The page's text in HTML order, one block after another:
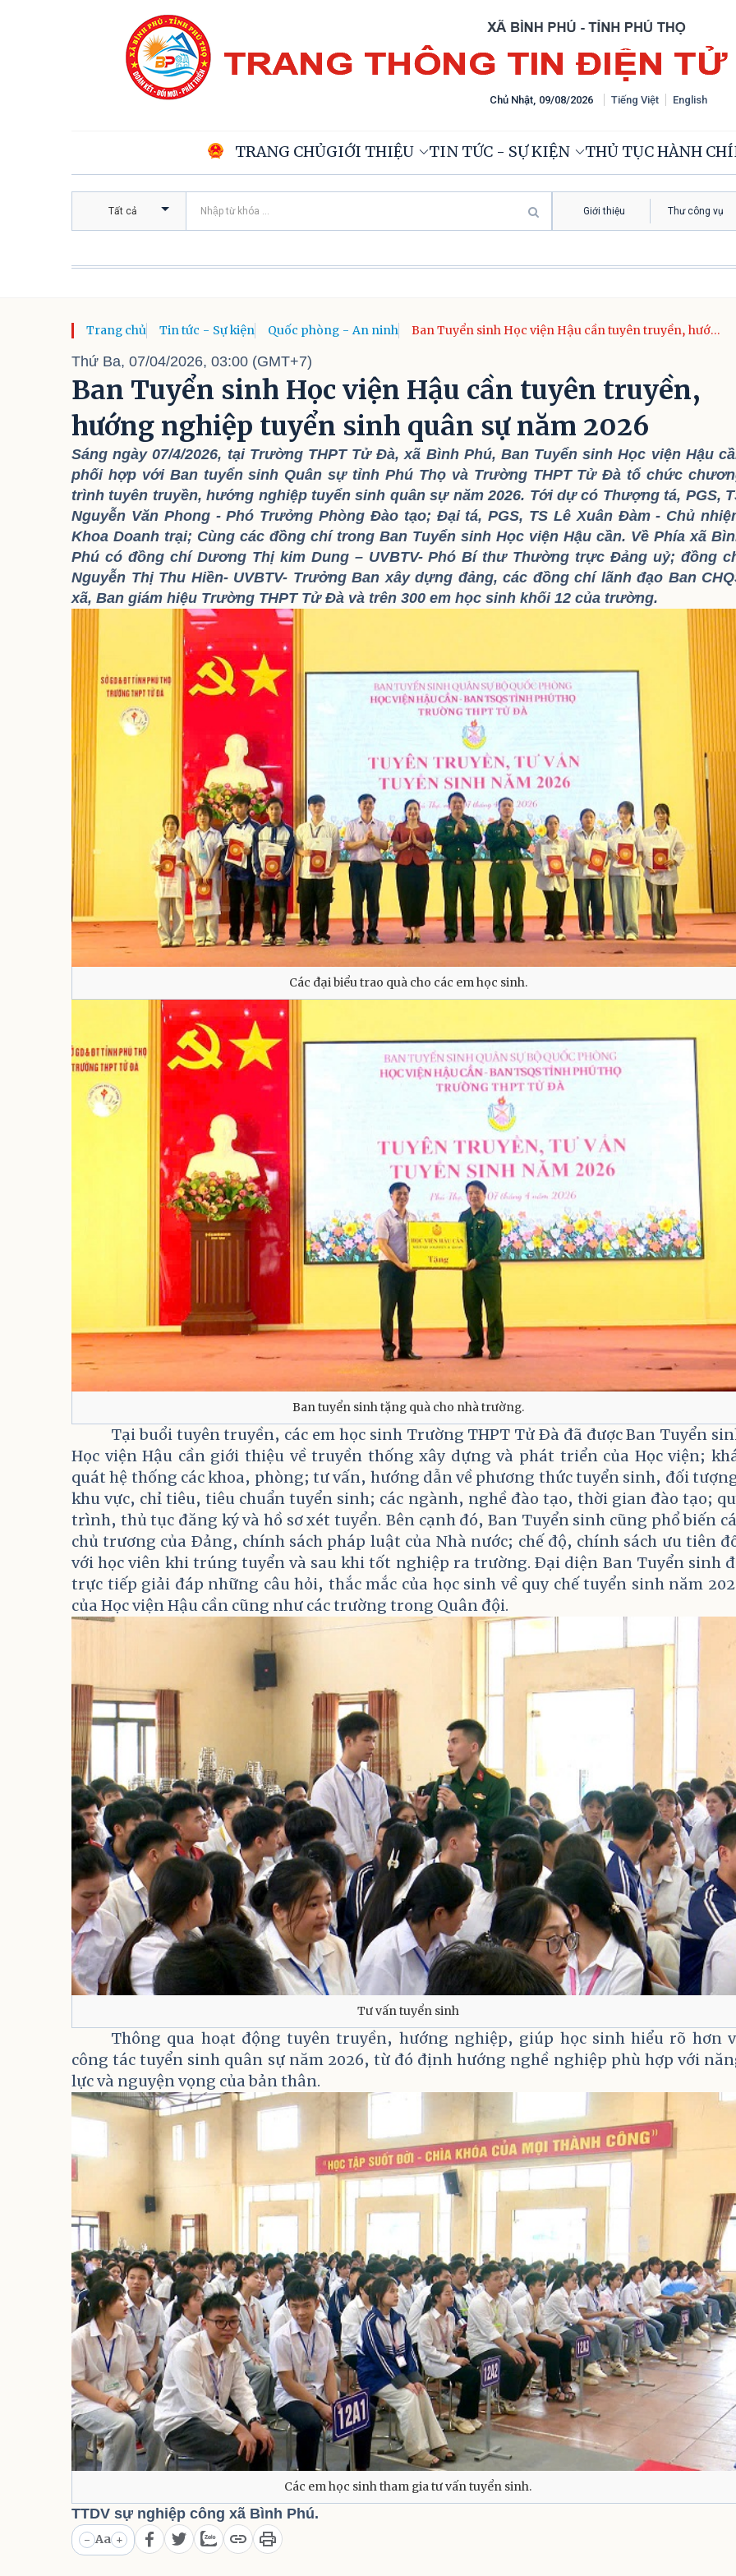
Chủ Nhật, 09/08/2026 Tiếng Việt English
TRANG CHỦGIỚI THIỆU TIN TỨC - SỰ KIỆN THỦ TỤC HÀNH
Tất cả Giới thiệu Thư công vụ
Trang chủ Tin tức - Sự kiện Quốc phòng - An ninh
Ban Tuyển sinh Học viện Hậu cần tuyên truyền, hướng
Thứ Ba, 07/04/2026, 03:00 (GMT+7)
Ban Tuyển sinh Học viện Hậu cần tuyên truyền,
hướng nghiệp tuyển sinh quân sự năm 2026
Sáng ngày 07/4/2026, tại Trường THPT Tử Đà, xã Bình Phú, Ban Tuyển sinh Học viện Hậu
phối hợp với Ban tuyển sinh Quân sự tỉnh Phú Thọ và Trường THPT Tử Đà tổ chức
trình tuyên truyền, hướng nghiệp tuyển sinh quân sự năm 2026. Tới dự có Thượng tá, PGS,
Nguyễn Văn Phong - Phó Trưởng Phòng Đào tạo; Đại tá, PGS, TS Lê Xuân Đàm - Chủ
Khoa Doanh trại; Cùng các đồng chí trong Ban Tuyển sinh Học viện Hậu cần. Về Phía xã
Phú có đồng chí Dương Thị kim Dung – UVBTV- Phó Bí thư Thường trực Đảng uỷ; đồng
Nguyễn Thị Thu Hiền- UVBTV- Trưởng Ban xây dựng đảng, các đồng chí lãnh đạo Ban
xã, Ban giám hiệu Trường THPT Tử Đà và trên 300 em học sinh khối 12 của trường.
Các đại biểu trao quà cho các em học sinh.
Ban tuyển sinh tặng quà cho nhà trường.
Tại buổi tuyên truyền, các em học sinh Trường THPT Tử Đà đã được Ban Tuyển
Học viện Hậu cần giới thiệu về truyền thống xây dựng và phát triển của Học viện;
quát hệ thống các khoa, phòng; tư vấn, hướng dẫn về phương thức tuyển sinh, đối
khu vực, chỉ tiêu, tiêu chuẩn tuyển sinh; các ngành, nghề đào tạo, thời gian đào tạo;
trình, thủ tục đăng ký và hồ sơ xét tuyển. Bên cạnh đó, Ban Tuyển sinh cũng phổ biến
chủ trương của Đảng, chính sách pháp luật của Nhà nước; chế độ, chính sách ưu tiên
với học viên khi trúng tuyển và sau khi tốt nghiệp ra trường. Đại diện Ban Tuyển sinh
trực tiếp giải đáp những câu hỏi, thắc mắc của học sinh về quy chế tuyển sinh năm
của Học viện Hậu cần cũng như các trường trong Quân đội.
Tư vấn tuyển sinh
Thông qua hoạt động tuyên truyền, hướng nghiệp, giúp học sinh hiểu rõ hơn
công tác tuyển sinh quân sự năm 2026, từ đó định hướng nghề nghiệp phù hợp với
lực và nguyện vọng của bản thân.
Các em học sinh tham gia tư vấn tuyển sinh.
TTDV sự nghiệp công xã Bình Phú.
- Aa +